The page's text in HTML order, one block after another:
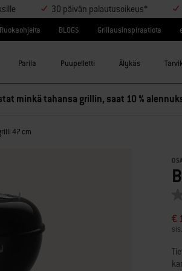
30 päivän palautusoikeus*
Ruokaohjeita BLOGS Grillausinspiraatiota
Parila Puupelletti Älykäs
minkä tahansa grillin, saat 10 %
47 cm
€